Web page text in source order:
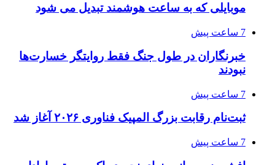
موبایلی که به ساعت هوشمند تبدیل می شود
7 ساعت پیش
خبرنگاران در طول جنگ فقط روایتگر خسارت‌ها
نبودند
7 ساعت پیش
ثبت‌نام رقابت بزرگ المپیک فناوری ۲۰۲۶ آغاز شد
7 ساعت پیش